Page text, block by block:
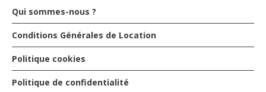
Dom A. - mai 2019
Maison au top
Rapport qualité prix au top
Vacances au top
Tout est dit...nous reviendrons
Qui sommes-nous ?
Conditions Générales de Location
Politique cookies
Politique de confidentialité